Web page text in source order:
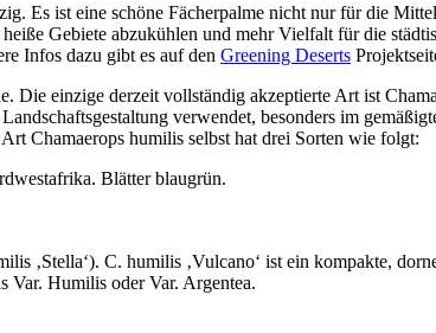
Es ist eine schöne Fächerpalme nicht nur für die
Gebiete abzukühlen und mehr Vielfalt für die
Infos dazu gibt es auf den Greening Deserts
Die einzige derzeit vollständig akzeptierte Art ist
verwendet, besonders im
Chamaerops humilis selbst hat drei Sorten wie folgt:
Blätter blaugrün.
‚Stella‘). C. humilis ‚Vulcano‘ ist ein kompakte,
Var. Humilis oder Var. Argentea.